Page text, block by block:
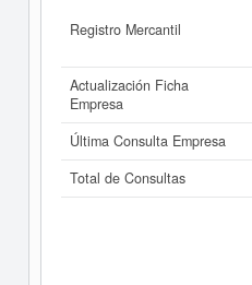
Registro Mercantil
Actualización Ficha
Empresa
Última Consulta Empresa
Total de Consultas